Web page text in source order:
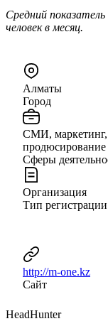
Средний
человек в месяц.
Алматы
Город
СМИ, маркетинг,
продюсирование
Сферы
Организация
Тип регистрации
http://m-one.kz
Сайт
HeadHunter